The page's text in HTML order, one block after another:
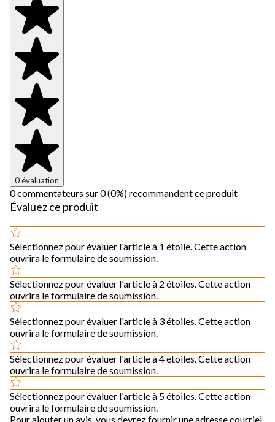
0 évaluation
0 commentateurs sur 0 (0%) recommandent ce produit
Évaluez ce produit
Sélectionnez pour évaluer l'article à 1 étoile. Cette action
ouvrira le formulaire de soumission.
Sélectionnez pour évaluer l'article à 2 étoiles. Cette action
ouvrira le formulaire de soumission.
Sélectionnez pour évaluer l'article à 3 étoiles. Cette action
ouvrira le formulaire de soumission.
Sélectionnez pour évaluer l'article à 4 étoiles. Cette action
ouvrira le formulaire de soumission.
Sélectionnez pour évaluer l'article à 5 étoiles. Cette action
ouvrira le formulaire de soumission.
Pour ajouter un avis, vous devrez fournir une adresse courriel